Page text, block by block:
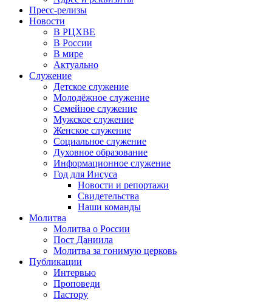
Пресс-релизы
Новости
В РЦХВЕ
В России
В мире
Актуально
Служение
Детское служение
Молодёжное служение
Семейное служение
Мужское служение
Женское служение
Социальное служение
Духовное образование
Информационное служение
Год для Иисуса
Новости и репортажи
Свидетельства
Наши команды
Молитва
Молитва о России
Пост Даниила
Молитва за гонимую церковь
Публикации
Интервью
Проповеди
Пастору